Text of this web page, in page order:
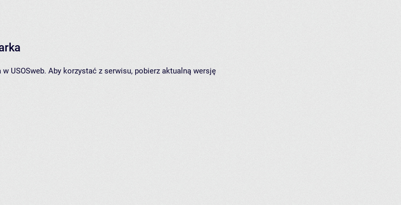
USOSweb. Aby korzystać z serwisu, pobierz aktualną wersję